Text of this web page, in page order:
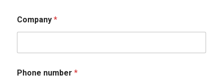
Company *
Phone number *